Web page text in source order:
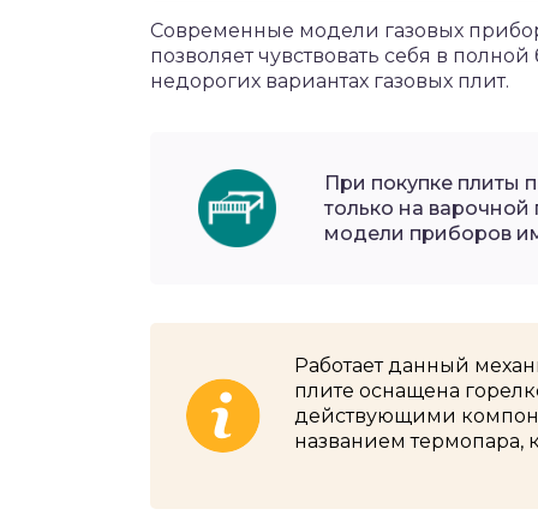
Современные модели газовых
позволяет чувствовать себя в
недорогих вариантах газовых плит.
При покупке плиты
только на
модели приборов
Работает данный
плите оснащена
действующими
названием термопара,